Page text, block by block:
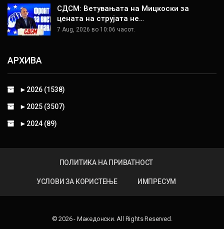
СДСМ: Ветувањата на Мицкоски за
цената на струјата не…
7 Aug, 2026 во 10:06 часот.
АРХИВА
► 2026 (1538)
► 2025 (3507)
► 2024 (89)
ПОЛИТИКА НА ПРИВАТНОСТ
УСЛОВИ ЗА КОРИСТЕЊЕ ИМПРЕСУМ
© 2026 - Македонски. All Rights Reserved.